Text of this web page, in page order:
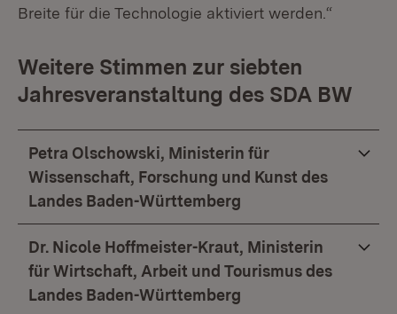
Breite für die Technologie aktiviert werden.“
Weitere Stimmen zur siebten
Jahresveranstaltung des SDA BW
Petra Olschowski, Ministerin für
Wissenschaft, Forschung und Kunst des
Landes Baden-Württemberg
Dr. Nicole Hoffmeister-Kraut, Ministerin
für Wirtschaft, Arbeit und Tourismus des
Landes Baden-Württemberg